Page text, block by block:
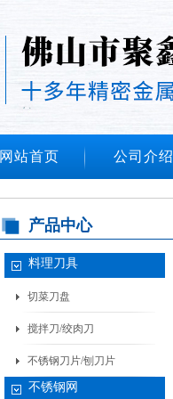
网站首页 公司介绍
产品中心
料理刀具
切菜刀盘
搅拌刀/绞肉刀
不锈钢刀片/刨刀片
不锈钢网